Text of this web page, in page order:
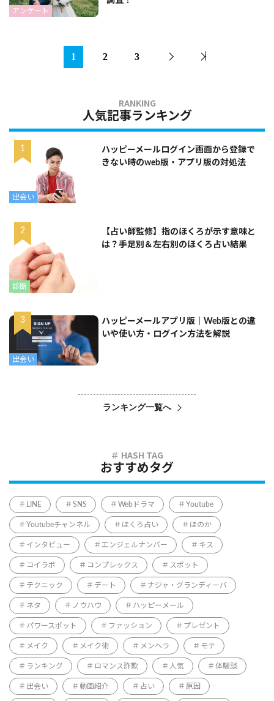
アンケート
1 2 3
人気記事ランキング
出会い
ハッピーメールログイン画面から登録で
きない時のweb版・アプリ版の対処法
診断
【占い師監修】指のほくろが示す意味と
は？手足別＆左右別のほくろ占い結果
出会い
ハッピーメールアプリ版｜Web版との違
いや使い方・ログイン方法を解説
ランキング一覧へ
おすすめタグ
LINE SNS Webドラマ Youtube
Youtubeチャンネル ほくろ占い ほのか
インタビュー エンジェルナンバー キス
コイラボ コンプレックス スポット
テクニック デート ナジャ・グランディーバ
ネタ ノウハウ ハッピーメール
パワースポット ファッション プレゼント
メイク メイク術 メンヘラ モテ
ランキング ロマンス詐欺 人気 体験談
出会い 動画紹介 占い 原因